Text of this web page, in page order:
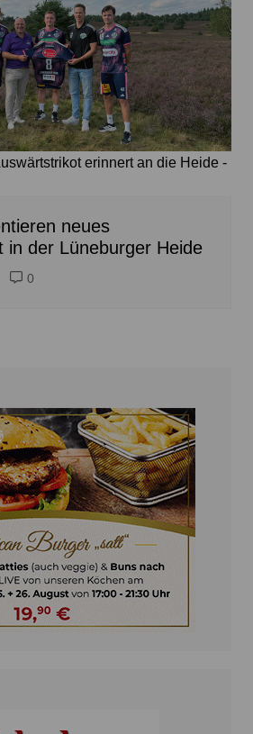
erinnert an die Heide -
neues
in der Lüneburger Heide
0